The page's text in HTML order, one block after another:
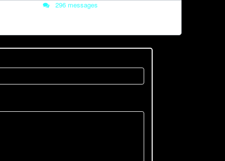
296 messages